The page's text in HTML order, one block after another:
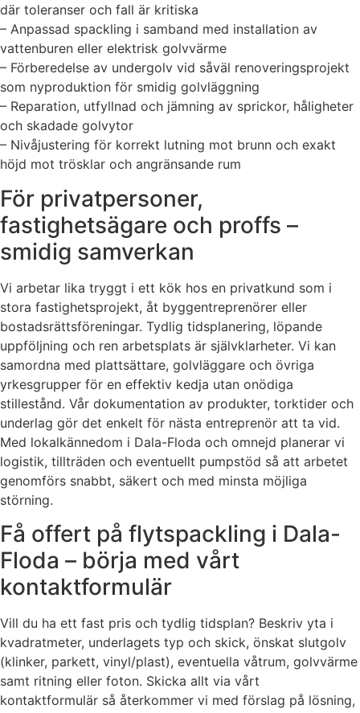
där toleranser och fall är kritiska
– Anpassad spackling i samband med installation av
vattenburen eller elektrisk golvvärme
– Förberedelse av undergolv vid såväl renoveringsprojekt
som nyproduktion för smidig golvläggning
– Reparation, utfyllnad och jämning av sprickor, håligheter
och skadade golvytor
– Nivåjustering för korrekt lutning mot brunn och exakt
höjd mot trösklar och angränsande rum
För privatpersoner,
fastighetsägare och proffs –
smidig samverkan
Vi arbetar lika tryggt i ett kök hos en privatkund som i
stora fastighetsprojekt, åt byggentreprenörer eller
bostadsrättsföreningar. Tydlig tidsplanering, löpande
uppföljning och ren arbetsplats är självklarheter. Vi kan
samordna med plattsättare, golvläggare och övriga
yrkesgrupper för en effektiv kedja utan onödiga
stillestånd. Vår dokumentation av produkter, torktider och
underlag gör det enkelt för nästa entreprenör att ta vid.
Med lokalkännedom i Dala-Floda och omnejd planerar vi
logistik, tillträden och eventuellt pumpstöd så att arbetet
genomförs snabbt, säkert och med minsta möjliga
störning.
Få offert på flytspackling i Dala-
Floda – börja med vårt
kontaktformulär
Vill du ha ett fast pris och tydlig tidsplan? Beskriv yta i
kvadratmeter, underlagets typ och skick, önskat slutgolv
(klinker, parkett, vinyl/plast), eventuella våtrum, golvvärme
samt ritning eller foton. Skicka allt via vårt
kontaktformulär så återkommer vi med förslag på lösning,